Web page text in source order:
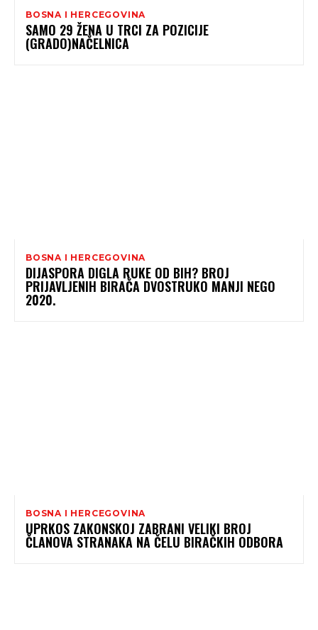
BOSNA I HERCEGOVINA
SAMO 29 ŽENA U TRCI ZA POZICIJE
(GRADO)NAČELNICA
BOSNA I HERCEGOVINA
DIJASPORA DIGLA RUKE OD BIH? BROJ
PRIJAVLJENIH BIRAČA DVOSTRUKO MANJI NEGO
2020.
BOSNA I HERCEGOVINA
UPRKOS ZAKONSKOJ ZABRANI VELIKI BROJ
ČLANOVA STRANAKA NA ČELU BIRAČKIH ODBORA